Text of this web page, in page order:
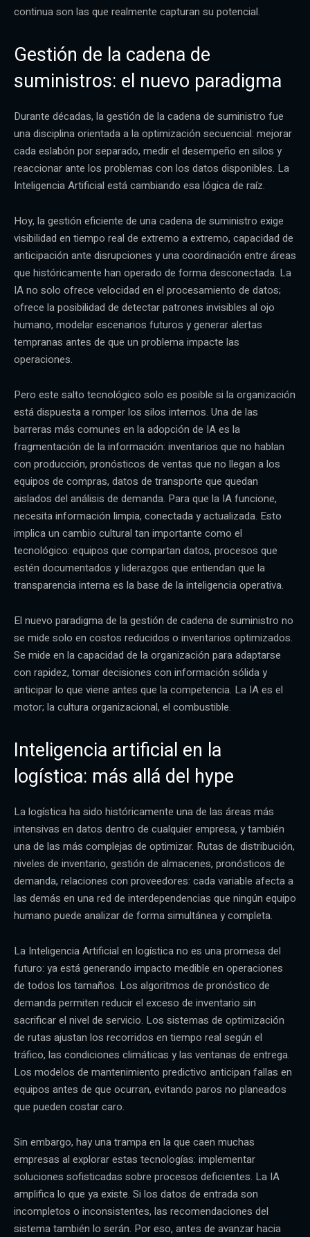
continua son las que realmente capturan su potencial.
Gestión de la cadena de
suministros: el nuevo paradigma
Durante décadas, la gestión de la cadena de suministro fue
una disciplina orientada a la optimización secuencial: mejorar
cada eslabón por separado, medir el desempeño en silos y
reaccionar ante los problemas con los datos disponibles. La
Inteligencia Artificial está cambiando esa lógica de raíz.
Hoy, la gestión eficiente de una cadena de suministro exige
visibilidad en tiempo real de extremo a extremo, capacidad de
anticipación ante disrupciones y una coordinación entre áreas
que históricamente han operado de forma desconectada. La
IA no solo ofrece velocidad en el procesamiento de datos;
ofrece la posibilidad de detectar patrones invisibles al ojo
humano, modelar escenarios futuros y generar alertas
tempranas antes de que un problema impacte las
operaciones.
Pero este salto tecnológico solo es posible si la organización
está dispuesta a romper los silos internos. Una de las
barreras más comunes en la adopción de IA es la
fragmentación de la información: inventarios que no hablan
con producción, pronósticos de ventas que no llegan a los
equipos de compras, datos de transporte que quedan
aislados del análisis de demanda. Para que la IA funcione,
necesita información limpia, conectada y actualizada. Esto
implica un cambio cultural tan importante como el
tecnológico: equipos que compartan datos, procesos que
estén documentados y liderazgos que entiendan que la
transparencia interna es la base de la inteligencia operativa.
El nuevo paradigma de la gestión de cadena de suministro no
se mide solo en costos reducidos o inventarios optimizados.
Se mide en la capacidad de la organización para adaptarse
con rapidez, tomar decisiones con información sólida y
anticipar lo que viene antes que la competencia. La IA es el
motor; la cultura organizacional, el combustible.
Inteligencia artificial en la
logística: más allá del hype
La logística ha sido históricamente una de las áreas más
intensivas en datos dentro de cualquier empresa, y también
una de las más complejas de optimizar. Rutas de distribución,
niveles de inventario, gestión de almacenes, pronósticos de
demanda, relaciones con proveedores: cada variable afecta a
las demás en una red de interdependencias que ningún equipo
humano puede analizar de forma simultánea y completa.
La Inteligencia Artificial en logística no es una promesa del
futuro: ya está generando impacto medible en operaciones
de todos los tamaños. Los algoritmos de pronóstico de
demanda permiten reducir el exceso de inventario sin
sacrificar el nivel de servicio. Los sistemas de optimización
de rutas ajustan los recorridos en tiempo real según el
tráfico, las condiciones climáticas y las ventanas de entrega.
Los modelos de mantenimiento predictivo anticipan fallas en
equipos antes de que ocurran, evitando paros no planeados
que pueden costar caro.
Sin embargo, hay una trampa en la que caen muchas
empresas al explorar estas tecnologías: implementar
soluciones sofisticadas sobre procesos deficientes. La IA
amplifica lo que ya existe. Si los datos de entrada son
incompletos o inconsistentes, las recomendaciones del
sistema también lo serán. Por eso, antes de avanzar hacia